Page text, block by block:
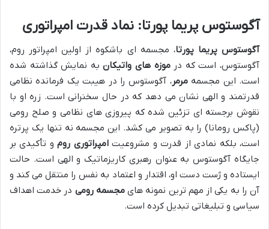
آگوستوس پریما پورتا: نماد قدرت امپراتوری
آگوستوس پریما پورتا، مجسمه ای باشکوه از اولین امپراتور روم،
آگوستوس، است که درموزه های واتیکانبه نمایش گذاشته شده
است. این مجسمهمرمر، آگوستوس را در هیبت یک فرمانده نظامی
قدرتمند و الهی نشان می دهد که در حال سخنرانی است. زره او با
نقوش برجسته ای تزئین شده که پیروزی های نظامی و صلح رومی
(پاکس رومانا) را به تصویر می کشد. این مجسمه نه تنها یک پرتره
است، بلکه نمادی از قدرت و مشروعیتامپراتوری رومو تأکیدی بر
جایگاه آگوستوس به عنوان رهبری کاریزماتیک و الهی است. حالت
ایستاده و ژست دست او، اقتدار و اعتماد به نفس را منتقل می کند و
آن را به یکی از مهم ترین نمونه هایمجسمه رومی در خدمت اهداف
سیاسی و تبلیغاتی تبدیل کرده است.